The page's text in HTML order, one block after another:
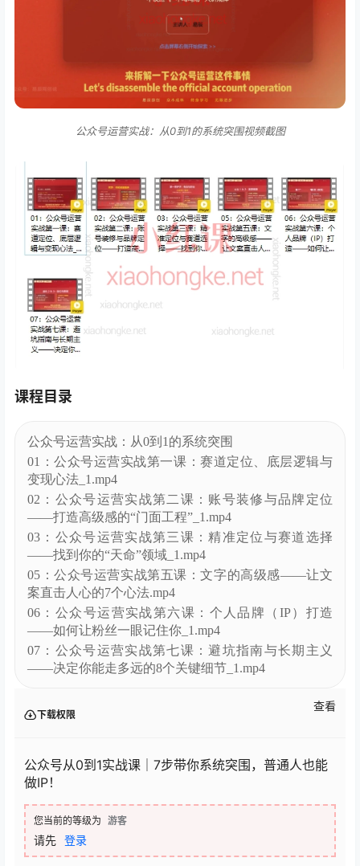
公众号运营实战：从0到1的系统突围视频截图
课程目录
公众号运营实战：从0到1的系统突围
01：公众号运营实战第一课：赛道定位、底层逻辑与
变现心法_1.mp4
02：公众号运营实战第二课：账号装修与品牌定位
——打造高级感的“门面工程”_1.mp4
03：公众号运营实战第三课：精准定位与赛道选择
——找到你的“天命”领域_1.mp4
05：公众号运营实战第五课：文字的高级感——让文
案直击人心的7个心法.mp4
06：公众号运营实战第六课：个人品牌（IP）打造
——如何让粉丝一眼记住你_1.mp4
07：公众号运营实战第七课：避坑指南与长期主义
——决定你能走多远的8个关键细节_1.mp4
下载权限
查看
公众号从0到1实战课｜7步带你系统突围，普通人也能
做IP！
您当前的等级为 游客
请先 登录